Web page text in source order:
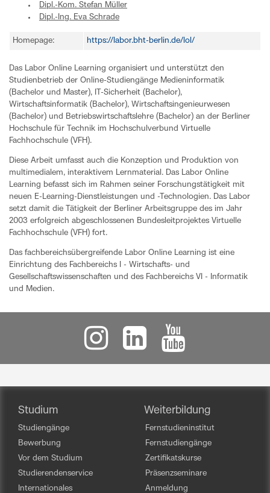
Dipl.-Kom. Stefan Müller
Dipl.-Ing. Eva Schrade
Homepage: https://labor.bht-berlin.de/lol/
Das Labor Online Learning organisiert und unterstützt den
Studienbetrieb der Online-Studiengänge Medieninformatik
(Bachelor und Master), IT-Sicherheit (Bachelor),
Wirtschaftsinformatik (Bachelor), Wirtschaftsingenieurwesen
(Bachelor) und Betriebswirtschaftslehre (Bachelor) an der Berliner
Hochschule für Technik im Hochschulverbund Virtuelle
Fachhochschule (VFH).
Diese Arbeit umfasst auch die Konzeption und Produktion von
multimedialem, interaktivem Lernmaterial. Das Labor Online
Learning befasst sich im Rahmen seiner Forschungstätigkeit mit
neuen E-Learning-Dienstleistungen und -Technologien. Das Labor
setzt damit die Tätigkeit der Berliner Arbeitsgruppe des im Jahr
2003 erfolgreich abgeschlossenen Bundesleitprojektes Virtuelle
Fachhochschule (VFH) fort.
Das fachbereichsübergreifende Labor Online Learning ist eine
Einrichtung des Fachbereichs I - Wirtschafts- und
Gesellschaftswissenschaften und des Fachbereichs VI - Informatik
und Medien.
Studium
Studiengänge
Bewerbung
Vor dem Studium
Studierendenservice
Internationales
Weiterbildung
Fernstudieninstitut
Fernstudiengänge
Zertifikatskurse
Präsenzseminare
Anmeldung